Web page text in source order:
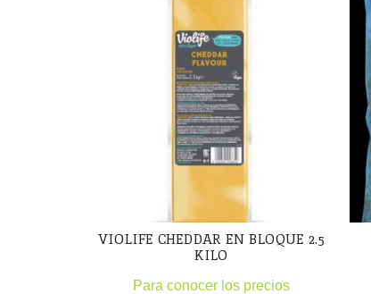
VIOLIFE CHEDDAR EN BLOQUE 2.5
KILO
Para conocer los precios